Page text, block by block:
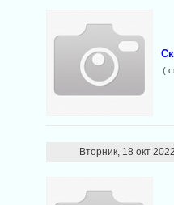
(
Вторник, 18 окт 2022